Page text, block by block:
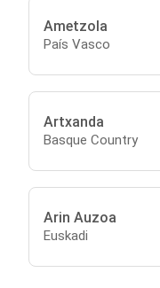
Ametzola
País Vasco
Artxanda
Basque Country
Arin Auzoa
Euskadi